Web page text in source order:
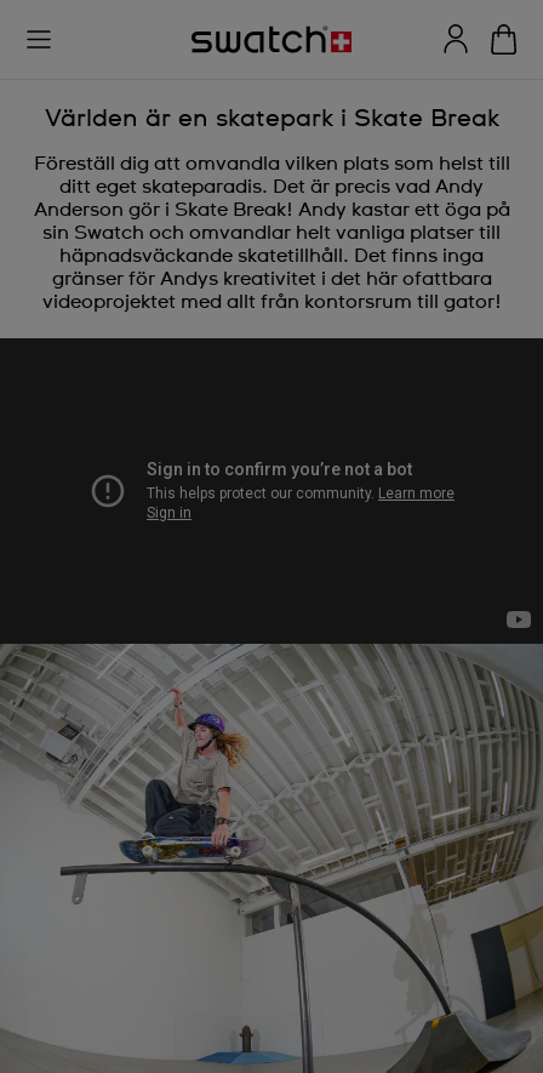
Världen är en skatepark i Skate Break
Föreställ dig att omvandla vilken plats som helst till
ditt eget skateparadis. Det är precis vad Andy
Anderson gör i Skate Break! Andy kastar ett öga på
sin Swatch och omvandlar helt vanliga platser till
häpnadsväckande skatetillhåll. Det finns inga
gränser för Andys kreativitet i det här ofattbara
videoprojektet med allt från kontorsrum till gator!